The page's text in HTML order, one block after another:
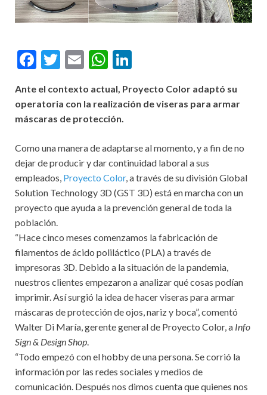
F
e
b
o
k
T
itt
er
E
ai
l
W
at
s
p
p
ke
Ante el contexto actual, Proyecto Color adaptó su
operatoria con la realización de viseras para armar
máscaras de protección.
Como una manera de adaptarse al momento, y a fin de no
dejar de producir y dar continuidad laboral a sus
empleados, Proyecto Color, a través de su división Global
Solution Technology 3D (GST 3D) está en marcha con un
proyecto que ayuda a la prevención general de toda la
población.
“Hace cinco meses comenzamos la fabricación de
filamentos de ácido poliláctico (PLA) a través de
impresoras 3D. Debido a la situación de la pandemia,
nuestros clientes empezaron a analizar qué cosas podían
imprimir. Así surgió la idea de hacer viseras para armar
máscaras de protección de ojos, nariz y boca”, comentó
Walter Di María, gerente general de Proyecto Color, a Info
Sign & Design Shop.
“Todo empezó con el hobby de una persona. Se corrió la
información por las redes sociales y medios de
comunicación. Después nos dimos cuenta que quienes nos